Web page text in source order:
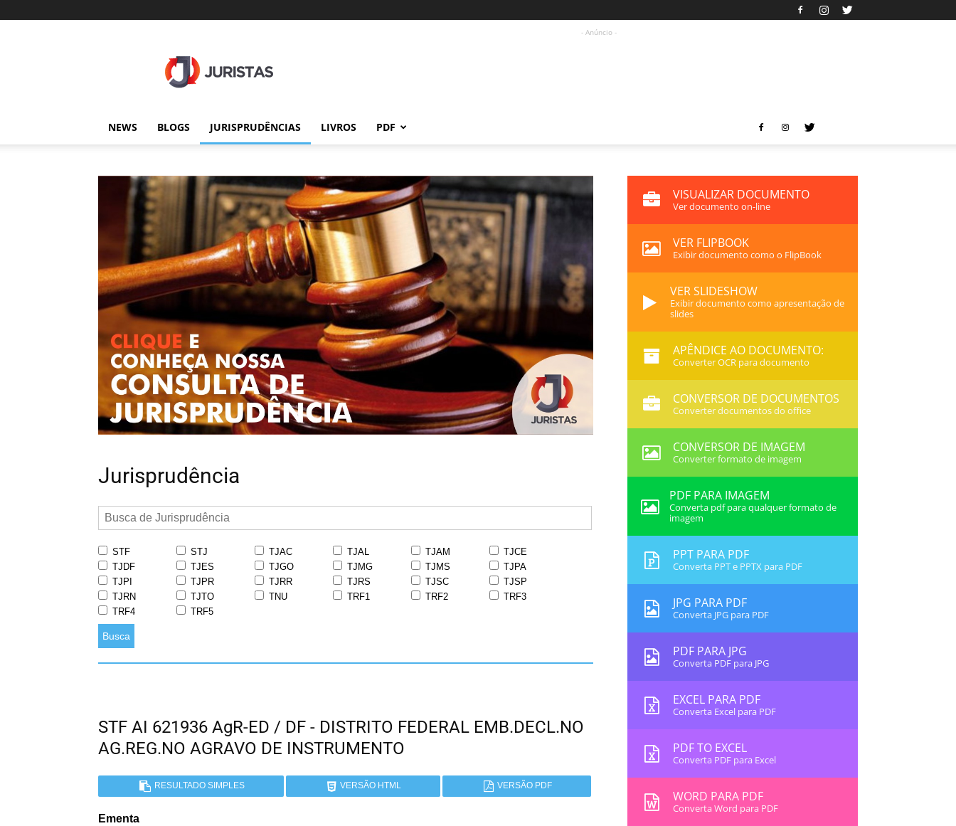
- Anúncio -
NEWS BLOGS JURISPRUDÊNCIAS LIVROS PDF
Jurisprudência
STF STJ TJAC TJAL TJAM
TJCE
TJDF
TJES TJGO TJMG TJMS
TJPA
TJPI
TJPR TJRR TJRS TJSC
TJSP
TJRN
TJTO TNU TRF1 TRF2
TRF3
TRF4
TRF5
Busca
STF AI 621936 AgR-ED / DF - DISTRITO FEDERAL EMB.DECL.NO
AG.REG.NO AGRAVO DE INSTRUMENTO
RESULTADO SIMPLES VERSÃO HTML VERSÃO PDF
Ementa
VISUALIZAR DOCUMENTO
Ver documento on-line
VER FLIPBOOK
Exibir documento como o FlipBook
VER SLIDESHOW
Exibir documento como apresentação de
slides
APÊNDICE AO DOCUMENTO:
Converter OCR para documento
CONVERSOR DE DOCUMENTOS
Converter documentos do office
CONVERSOR DE IMAGEM
Converter formato de imagem
PDF PARA IMAGEM
Converta pdf para qualquer formato de
imagem
PPT PARA PDF
Converta PPT e PPTX para PDF
JPG PARA PDF
Converta JPG para PDF
PDF PARA JPG
Converta PDF para JPG
EXCEL PARA PDF
Converta Excel para PDF
PDF TO EXCEL
Converta PDF para Excel
WORD PARA PDF
Converta Word para PDF